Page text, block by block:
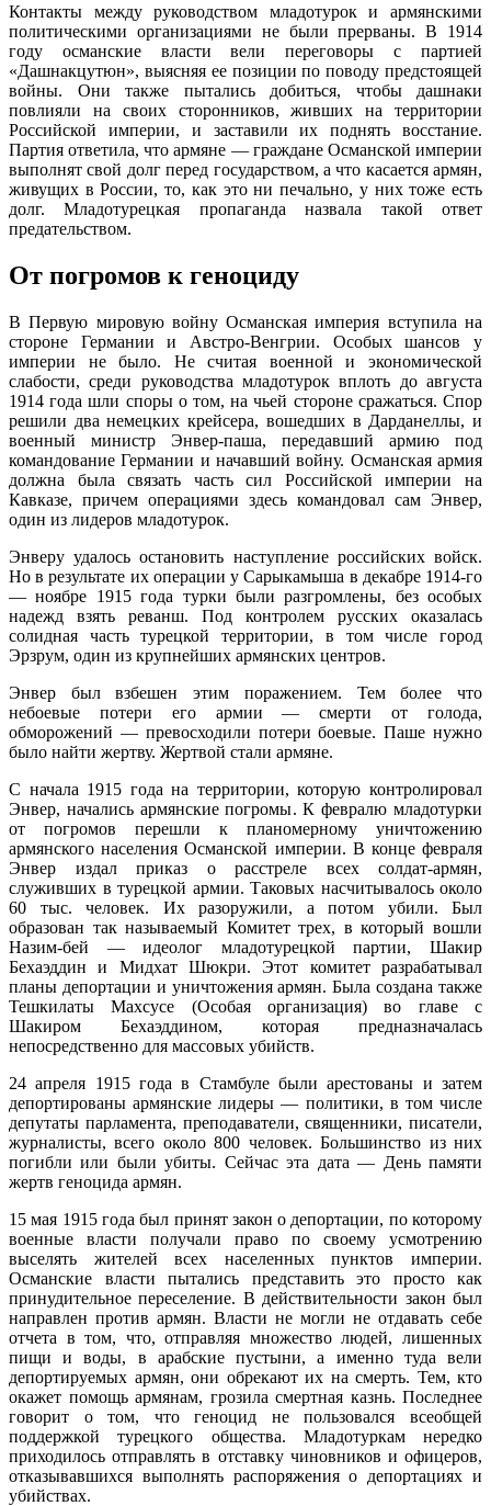
Контакты между руководством младотурок и армянскими
политическими организациями не были прерваны. В 1914
году османские власти вели переговоры с партией
«Дашнакцутюн», выясняя ее позиции по поводу предстоящей
войны. Они также пытались добиться, чтобы дашнаки
повлияли на своих сторонников, живших на территории
Российской империи, и заставили их поднять восстание.
Партия ответила, что армяне — граждане Османской империи
выполнят свой долг перед государством, а что касается армян,
живущих в России, то, как это ни печально, у них тоже есть
долг. Младотурецкая пропаганда назвала такой ответ
предательством.
От погромов к геноциду
В Первую мировую войну Османская империя вступила на
стороне Германии и Австро-Венгрии. Особых шансов у
империи не было. Не считая военной и экономической
слабости, среди руководства младотурок вплоть до августа
1914 года шли споры о том, на чьей стороне сражаться. Спор
решили два немецких крейсера, вошедших в Дарданеллы, и
военный министр Энвер-паша, передавший армию под
командование Германии и начавший войну. Османская армия
должна была связать часть сил Российской империи на
Кавказе, причем операциями здесь командовал сам Энвер,
один из лидеров младотурок.
Энверу удалось остановить наступление российских войск.
Но в результате их операции у Сарыкамыша в декабре 1914-го
— ноябре 1915 года турки были разгромлены, без особых
надежд взять реванш. Под контролем русских оказалась
солидная часть турецкой территории, в том числе город
Эрзрум, один из крупнейших армянских центров.
Энвер был взбешен этим поражением. Тем более что
небоевые потери его армии — смерти от голода,
обморожений — превосходили потери боевые. Паше нужно
было найти жертву. Жертвой стали армяне.
С начала 1915 года на территории, которую контролировал
Энвер, начались армянские погромы. К февралю младотурки
от погромов перешли к планомерному уничтожению
армянского населения Османской империи. В конце февраля
Энвер издал приказ о расстреле всех солдат-армян,
служивших в турецкой армии. Таковых насчитывалось около
60 тыс. человек. Их разоружили, а потом убили. Был
образован так называемый Комитет трех, в который вошли
Назим-бей — идеолог младотурецкой партии, Шакир
Бехаэддин и Мидхат Шюкри. Этот комитет разрабатывал
планы депортации и уничтожения армян. Была создана также
Тешкилаты Махсусе (Особая организация) во главе с
Шакиром Бехаэддином, которая предназначалась
непосредственно для массовых убийств.
24 апреля 1915 года в Стамбуле были арестованы и затем
депортированы армянские лидеры — политики, в том числе
депутаты парламента, преподаватели, священники, писатели,
журналисты, всего около 800 человек. Большинство из них
погибли или были убиты. Сейчас эта дата — День памяти
жертв геноцида армян.
15 мая 1915 года был принят закон о депортации, по которому
военные власти получали право по своему усмотрению
выселять жителей всех населенных пунктов империи.
Османские власти пытались представить это просто как
принудительное переселение. В действительности закон был
направлен против армян. Власти не могли не отдавать себе
отчета в том, что, отправляя множество людей, лишенных
пищи и воды, в арабские пустыни, а именно туда вели
депортируемых армян, они обрекают их на смерть. Тем, кто
окажет помощь армянам, грозила смертная казнь. Последнее
говорит о том, что геноцид не пользовался всеобщей
поддержкой турецкого общества. Младотуркам нередко
приходилось отправлять в отставку чиновников и офицеров,
отказывавшихся выполнять распоряжения о депортациях и
убийствах.